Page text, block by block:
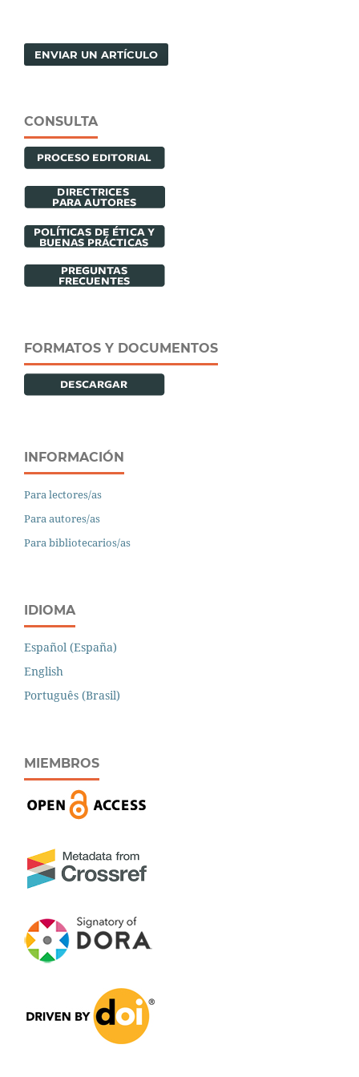
ENVIAR UN ARTÍCULO
CONSULTA
FORMATOS Y DOCUMENTOS
INFORMACIÓN
Para lectores/as
Para autores/as
Para bibliotecarios/as
IDIOMA
Español (España)
English
Português (Brasil)
MIEMBROS